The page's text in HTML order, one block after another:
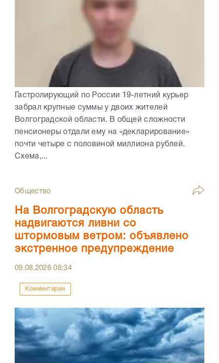
Гастролирующий по России 19-летний курьер
забрал крупные суммы у двоих жителей
Волгоградской области. В общей сложности
пенсионеры отдали ему на «декларирование»
почти четыре с половиной миллиона рублей.
Схема,...
Общество
На Волгоградскую область
надвигаются ливни со
штормовым ветром: объявлено
экстренное предупреждение
09.08.202608:34
Комментарии